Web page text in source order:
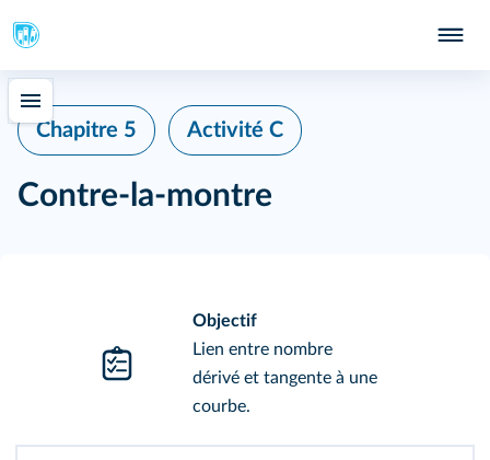
Chapitre 5 Activité C
Contre-la-montre
Objectif
Lien entre nombre
dérivé et tangente à une
courbe.